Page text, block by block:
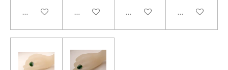
In winkelwagen In winkelwagen In winkelwagen In